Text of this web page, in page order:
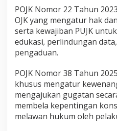
0
0
POJK Nomor 22 Tahun
OJK yang mengatur hak
serta kewajiban PUJK
edukasi, perlindungan
pengaduan.
POJK Nomor 38 Tahun
khusus mengatur
mengajukan gugatan
membela kepentingan
melawan hukum oleh